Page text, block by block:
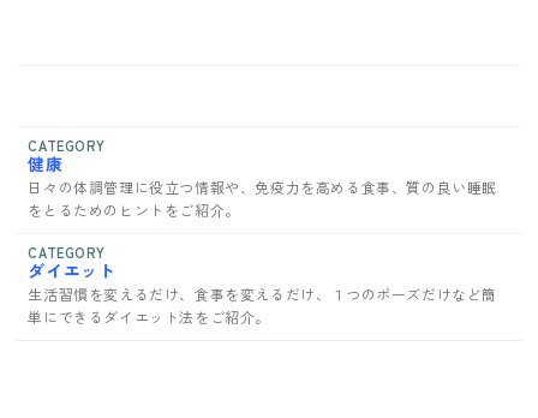
CATEGORY
健康
日々の体調管理に役立つ情報や、免疫力を高める食事、質の良い睡眠
をとるためのヒントをご紹介。
CATEGORY
ダイエット
生活習慣を変えるだけ、食事を変えるだけ、１つのポーズだけなど簡
単にできるダイエット法をご紹介。